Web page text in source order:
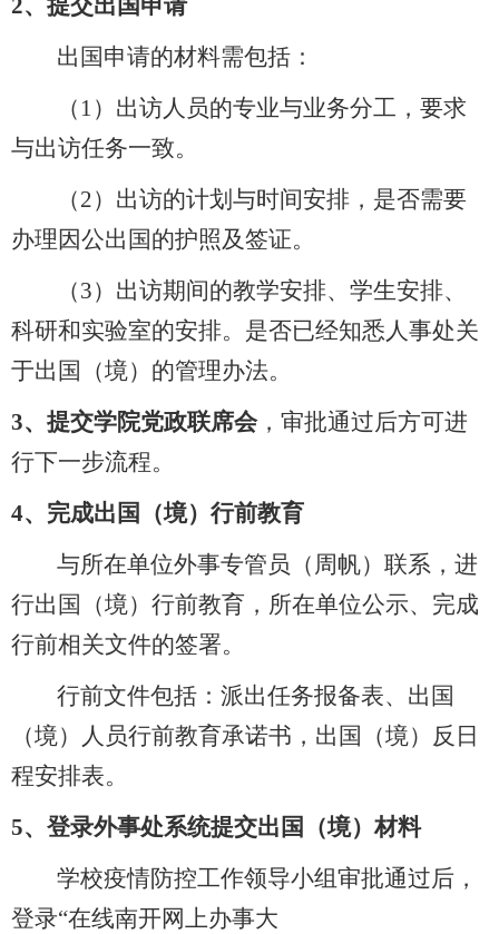
2、 提交出国申请
出国申请的材料需包括：
（ 1）出访人员的专业与业务分工，要求
与出访任务一致。
（2）出访的计划与时间安排，是否需要
办理因公出国的护照及签证。
（3）出访期间的教学安排、学生安排、
科研和实验室的安排。是否已经知悉人事处关
于出国（境）的管理办法。
3、 提交学院党政联席会，审批通过后方可进
行下一步流程。
4、 完成出国（境）行前教育
与所在单位外事专管员（周帆）联系，进
行出国（境）行前教育，所在单位公示、完成
行前相关文件的签署。
行前文件包括：派出任务报备表、出国
（境）人员行前教育承诺书，出国（境）反日
程安排表。
5、 登录外事处系统提交出国（境）材料
学校疫情防控工作领导小组审批通过后，
登录“在线南开网上办事大